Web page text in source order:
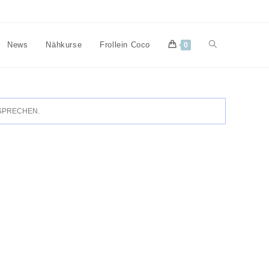
News Nähkurse Frollein Coco 0 Website-